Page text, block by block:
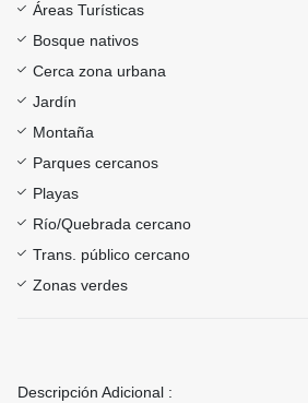
Áreas Turísticas
Bosque nativos
Cerca zona urbana
Jardín
Montaña
Parques cercanos
Playas
Río/Quebrada cercano
Trans. público cercano
Zonas verdes
Descripción Adicional :